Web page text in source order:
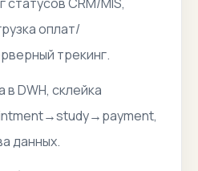
оплат/
трекинг.
DWH, склейка
данных.